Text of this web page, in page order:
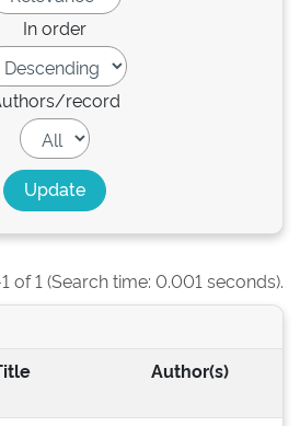
In order
record
of 1 (Search time: 0.001 seconds).
Author(s)